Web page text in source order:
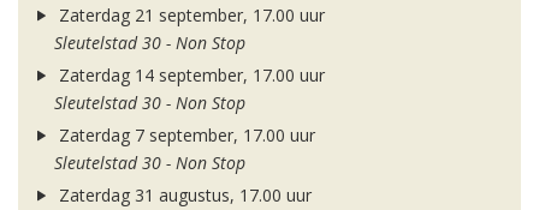
Zaterdag 21 september, 17.00 uur
Sleutelstad 30 - Non Stop
Zaterdag 14 september, 17.00 uur
Sleutelstad 30 - Non Stop
Zaterdag 7 september, 17.00 uur
Sleutelstad 30 - Non Stop
Zaterdag 31 augustus, 17.00 uur